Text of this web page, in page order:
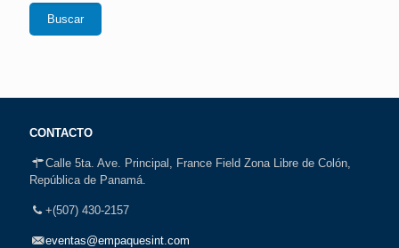
Buscar
CONTACTO
Calle 5ta. Ave. Principal, France Field Zona Libre de Colón,
República de Panamá.
+(507) 430-2157
eventas@empaquesint.com